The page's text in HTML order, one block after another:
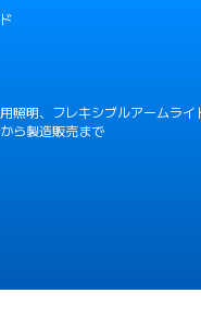
照明、フレキシブルアームライ
ら製造販売まで